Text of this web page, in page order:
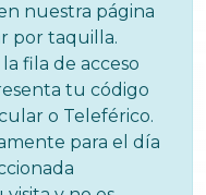
nuestra página
por taquilla.
fila de acceso
tu código
o Teleférico.
para el día